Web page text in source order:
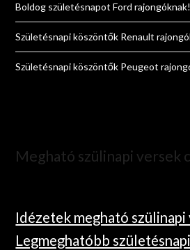
Boldog születésnapot Ford rajongóknak!
Születésnapi köszöntők Renault
Születésnapi köszöntők Peugeot
Megható szülinapi versek
Idézetek megható szülinapi
Legmeghatóbb